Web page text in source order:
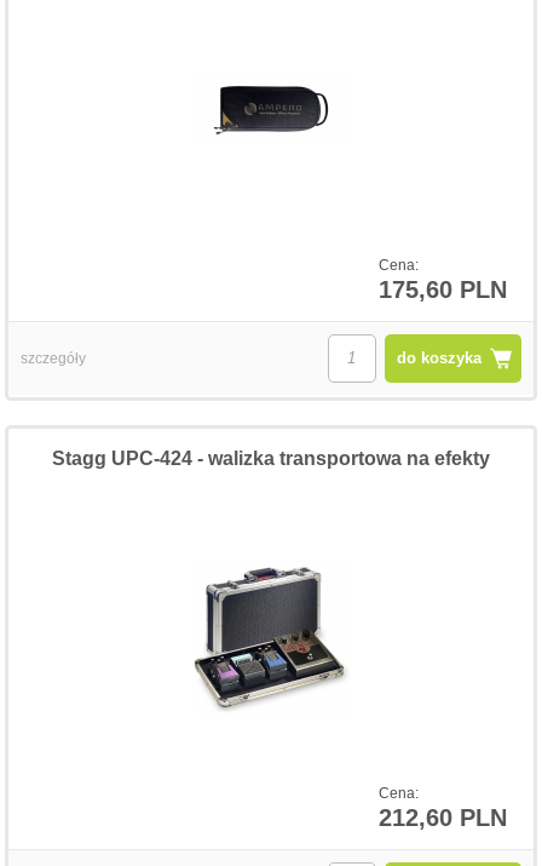
Cena:
175,60 PLN
do koszyka
szczegóły
Cena:
212,60 PLN
Stagg UPC-424 - walizka transportowa na efekty